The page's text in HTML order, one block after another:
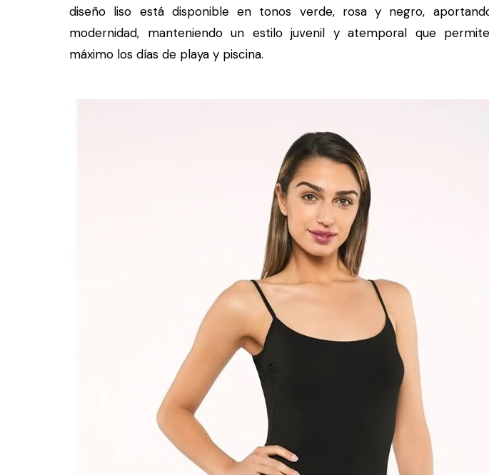
diseño liso está disponible en tonos verde, rosa y negro,
modernidad, manteniendo un estilo juvenil y atemporal que
máximo los días de playa y piscina.